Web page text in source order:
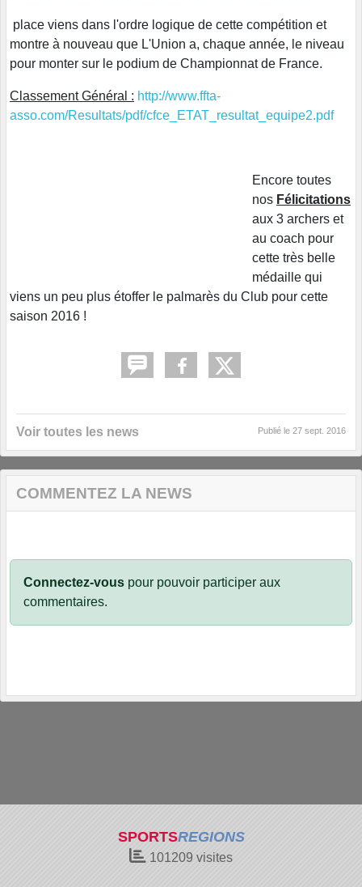
place viens dans l'ordre logique de cette compétition et
montre à nouveau que L'Union a, chaque année, le niveau
pour monter sur le podium de Championnat de France.
Classement Général : http://www.ffta-
asso.com/Resultats/pdf/cfce_ETAT_resultat_equipe2.pdf
Encore toutes
nos Félicitations
aux 3 archers et
au coach pour
cette très belle
médaille qui
viens un peu plus étoffer le palmarès du Club pour cette
saison 2016 !
Voir toutes les news Publié le 27 sept. 2016
COMMENTEZ LA NEWS
Connectez-vous pour pouvoir participer aux
commentaires.
SPORTSREGIONS
101209 visites